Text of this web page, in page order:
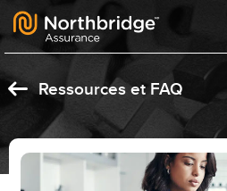
Skip to content
Ressources et FAQ